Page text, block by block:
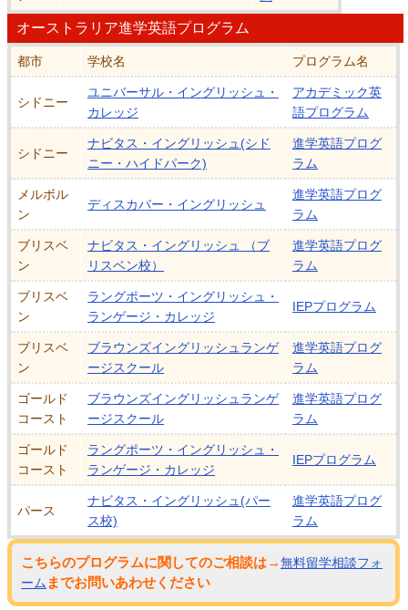
オーストラリア進学英語プログラム
都市 学校名 プログラム名
シドニー
ユニバーサル・イングリッシュ・
カレッジ
アカデミック英
語プログラム
シドニー
ナビタス・イングリッシュ(シド
ニー・ハイドパーク)
進学英語プログ
ラム
メルボル
ン
ディスカバー・イングリッシュ
進学英語プログ
ラム
ブリスベ
ン
ナビタス・イングリッシュ （ブ
リスベン校）
進学英語プログ
ラム
ブリスベ
ン
ラングポーツ・イングリッシュ・
ランゲージ・カレッジ
IEPプログラム
ブリスベ
ン
ブラウンズイングリッシュランゲ
ージスクール
進学英語プログ
ラム
ゴールド
コースト
ブラウンズイングリッシュランゲ
ージスクール
進学英語プログ
ラム
ゴールド
コースト
ラングポーツ・イングリッシュ・
ランゲージ・カレッジ
IEPプログラム
パース
ナビタス・イングリッシュ(パー
ス校)
進学英語プログ
ラム
こちらのプログラムに関してのご相談は→無料留学相談フォ
ーム までお問いあわせください